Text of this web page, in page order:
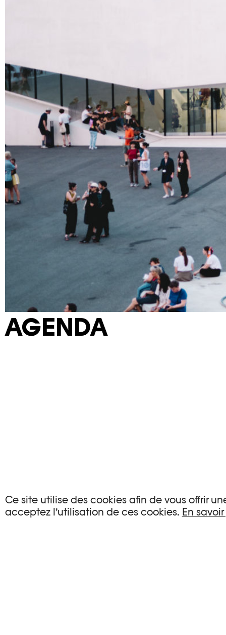
Ce site utilise des cookies afin de vous offrir
acceptez l’utilisation de ces cookies. En
AGENDA
AUCUN ÉVÉNEMENT